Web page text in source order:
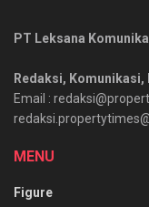
PT Leksana
Redaksi, Komunikasi,
Email :
MENU
Figure